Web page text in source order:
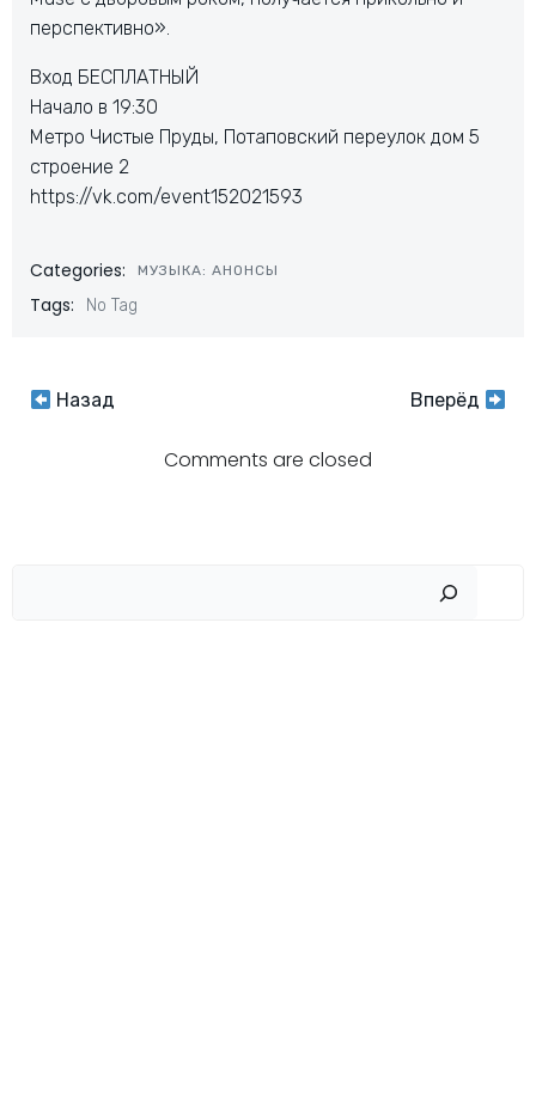
перспективно».
Вход БЕСПЛАТНЫЙ
Начало в 19:30
Метро Чистые Пруды, Потаповский переулок дом 5
строение 2
https://vk.com/event152021593
Categories: МУЗЫКА: АНОНСЫ
Tags: No Tag
Навигация
Назад
Навигация
по
Вперёд
Comments are closed